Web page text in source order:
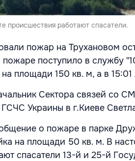
происшествия работают спасатели.
пожар на Трухановом
поступило в службу
площади 150 кв. м, а в
Сектора связей со
Украины в г.Киеве
о пожаре в парке
на площади 50 кв. м. В
спасатели 13-й и 25-й